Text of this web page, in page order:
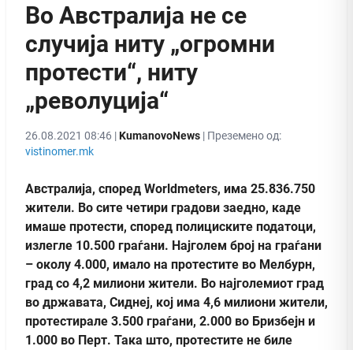
Во Австралија не се
случија ниту „огромни
протести“, ниту
„револуција“
26.08.2021 08:46 |KumanovoNews | Преземено од:
vistinomer.mk
Австралија, според Worldmeters, има 25.836.750
жители. Во сите четири градови заедно, каде
имаше протести, според полициските податоци,
излегле 10.500 граѓани. Најголем број на граѓани
– околу 4.000, имало на протестите во Мелбурн,
град со 4,2 милиони жители. Во најголемиот град
во државата, Сиднеј, кој има 4,6 милиони жители,
протестирале 3.500 граѓани, 2.000 во Бризбејн и
1.000 во Перт. Така што, протестите не биле